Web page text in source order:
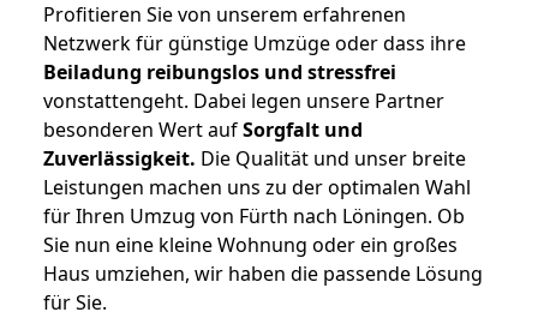
Profitieren Sie von unserem erfahrenen
Netzwerk für günstige Umzüge oder dass ihre
Beiladung reibungslos und stressfrei
vonstattengeht. Dabei legen unsere Partner
besonderen Wert aufSorgfalt und
Zuverlässigkeit. Die Qualität und unser breite
Leistungen machen uns zu der optimalen Wahl
für Ihren Umzug von Fürth nach Löningen. Ob
Sie nun eine kleine Wohnung oder ein großes
Haus umziehen, wir haben die passende Lösung
für Sie.